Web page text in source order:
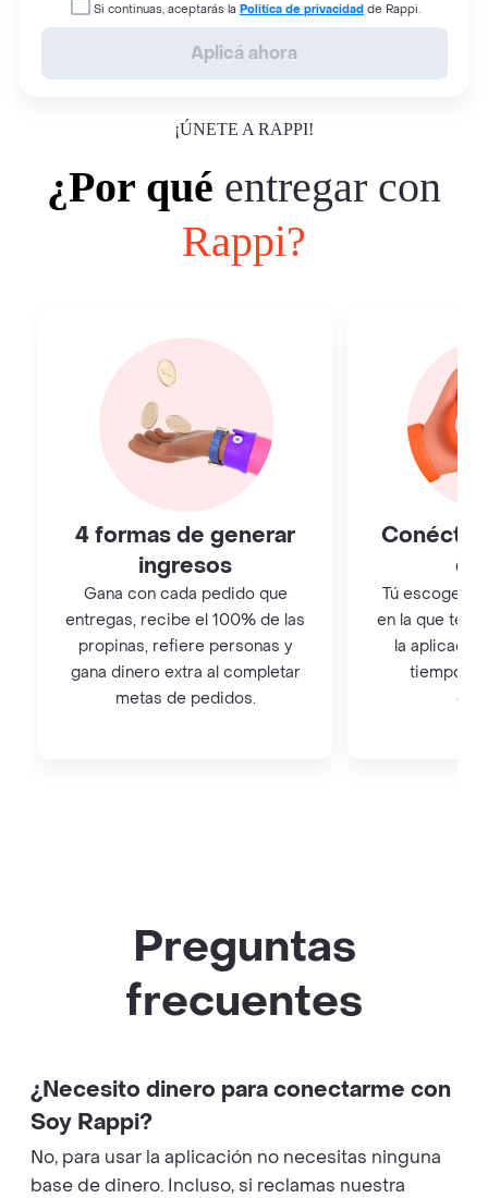
Si continuas, aceptarás la Politica de privacidad de Rappi.
Aplicá ahora
¡ÚNETE A RAPPI!
¿Por qué entregar con
Rappi?
4 formas de generar
ingresos
Gana con cada pedido que
entregas, recibe el 100% de las
propinas, refiere personas y
gana dinero extra al completar
metas de pedidos.
Tú escoges
en la que te
la
tiempo
Preguntas
frecuentes
¿Necesito dinero para conectarme con
Soy Rappi?
No, para usar la aplicación no necesitas ninguna
base de dinero. Incluso, si reclamas nuestra